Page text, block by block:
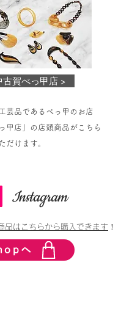
古賀べっ甲店 >
芸品であるべっ甲のお店
甲店」の店頭商品がこちら
だけます。
Instagram
品はこちらから購入できます ​！
へ